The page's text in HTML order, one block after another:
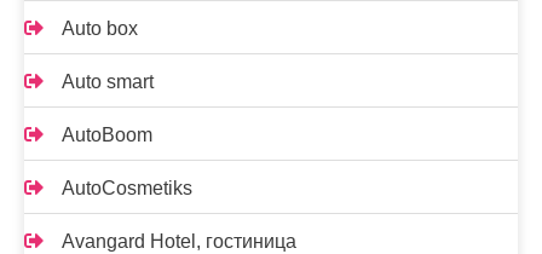
Auto box
Auto smart
AutoBoom
AutoCosmetiks
Avangard Hotel, гостиница